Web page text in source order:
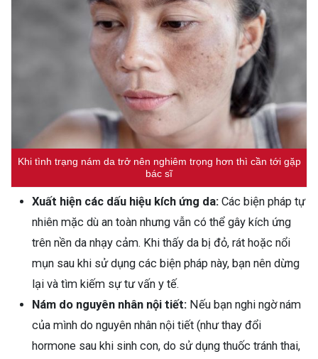
Khi tình trạng nám da trở nên nghiêm trọng hơn thì cần tới gặp
bác sĩ
Xuất hiện các dấu hiệu kích ứng da: Các biện pháp tự
nhiên mặc dù an toàn nhưng vẫn có thể gây kích ứng
trên nền da nhạy cảm. Khi thấy da bị đỏ, rát hoặc nổi
mụn sau khi sử dụng các biện pháp này, bạn nên dừng
lại và tìm kiếm sự tư vấn y tế.
Nám do nguyên nhân nội tiết: Nếu bạn nghi ngờ nám
của mình do nguyên nhân nội tiết (như thay đổi
hormone sau khi sinh con, do sử dụng thuốc tránh thai,